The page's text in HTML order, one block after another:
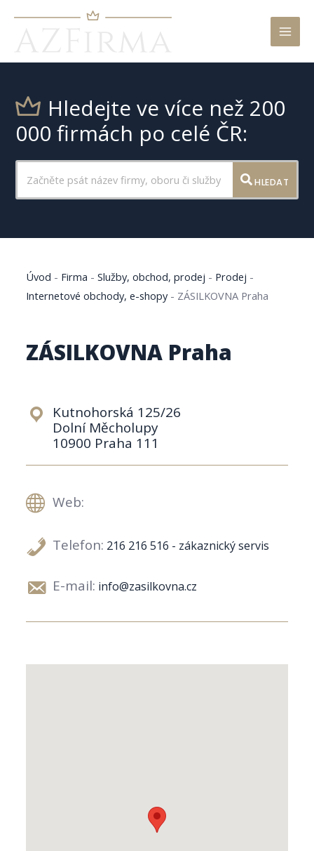
Hledejte ve více než 200
000 firmách po celé ČR:
HLEDAT
Úvod - Firma -Služby, obchod, prodej - Prodej -
Internetové obchody, e-shopy- ZÁSILKOVNA Praha
ZÁSILKOVNA Praha
Kutnohorská 125/26
Dolní Měcholupy
10900 Praha 111
Web:
Telefon: 216 216 516 - zákaznický servis
E-mail: info@zasilkovna.cz